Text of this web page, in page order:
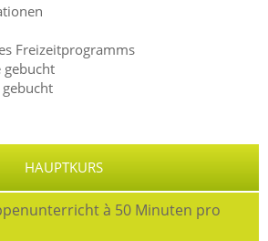
Freizeitprogramms
gebucht
HAUPTKURS
à 50 Minuten pro